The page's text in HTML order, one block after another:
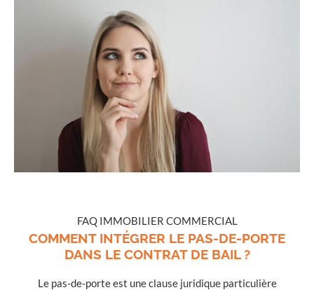
FAQ IMMOBILIER COMMERCIAL
COMMENT INTÉGRER LE PAS-DE-PORTE
DANS LE CONTRAT DE BAIL ?
Le pas-de-porte est une clause juridique particulière